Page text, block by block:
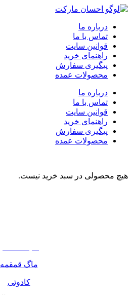
درباره ما
تماس با ما
قوانین سایت
راهنمای خرید
پیگیری سفارش
محصولات عمده
درباره ما
تماس با ما
قوانین سایت
راهنمای خرید
پیگیری سفارش
محصولات عمده
هیچ محصولی در سبد خرید نیست.
ماگ قمقمه
کادوئی